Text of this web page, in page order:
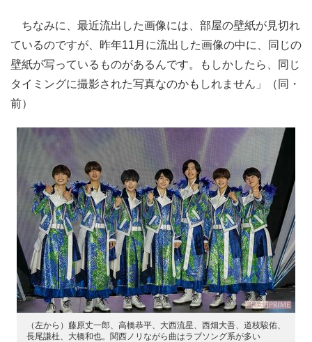
ちなみに、最近流出した画像には、部屋の壁紙が見切れ
ているのですが、昨年11月に流出した画像の中に、同じの
壁紙が写っているものがあるんです。もしかしたら、同じ
タイミングに撮影された写真なのかもしれません」（同・
前）
（左から）藤原丈一郎、高橋恭平、大西流星、西畑大吾、道枝駿佑、
長尾謙杜、大橋和也。関西ノリながら曲はラブソング系が多い